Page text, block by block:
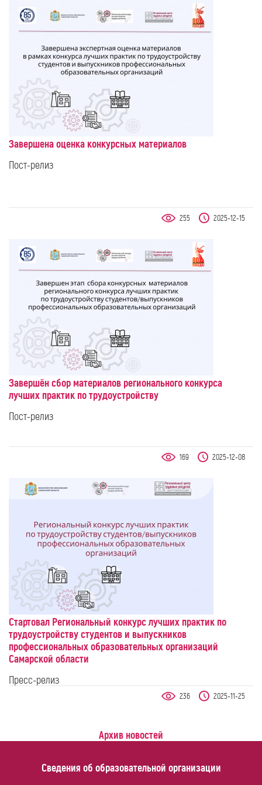
Завершена оценка конкурсных материалов
Пост-релиз
2025-12-15
255
​​​​​​​Завершён сбор материалов регионального конкурса
лучших практик по трудоустройству
Пост-релиз
2025-12-08
169
Стартовал Региональный конкурс лучших практик по
трудоустройству студентов и выпускников
профессиональных образовательных организаций
Самарской области
Пресс-релиз
2025-11-25
236
Архив новостей
Сведения об образовательной организации